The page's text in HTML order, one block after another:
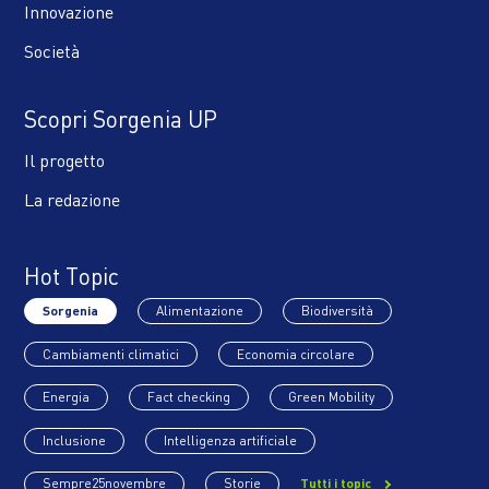
Innovazione
Società
Scopri Sorgenia UP
Il progetto
La redazione
Hot Topic
Sorgenia Alimentazione Biodiversità
Cambiamenti climatici Economia circolare
Energia Fact checking Green Mobility
Inclusione Intelligenza artificiale
Sempre25novembre Storie Tutti i topic